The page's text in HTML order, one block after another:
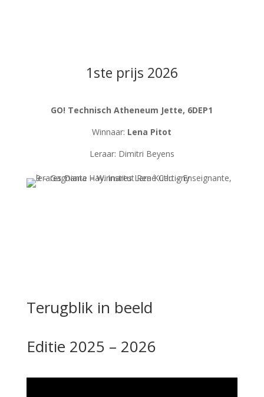
1ste prijs 2026
GO! Technisch Atheneum Jette, 6DEP1
Winnaar: Lena Pitot
Leraar: Dimitri Beyens
Terugblik in beeld
Editie 2025 – 2026